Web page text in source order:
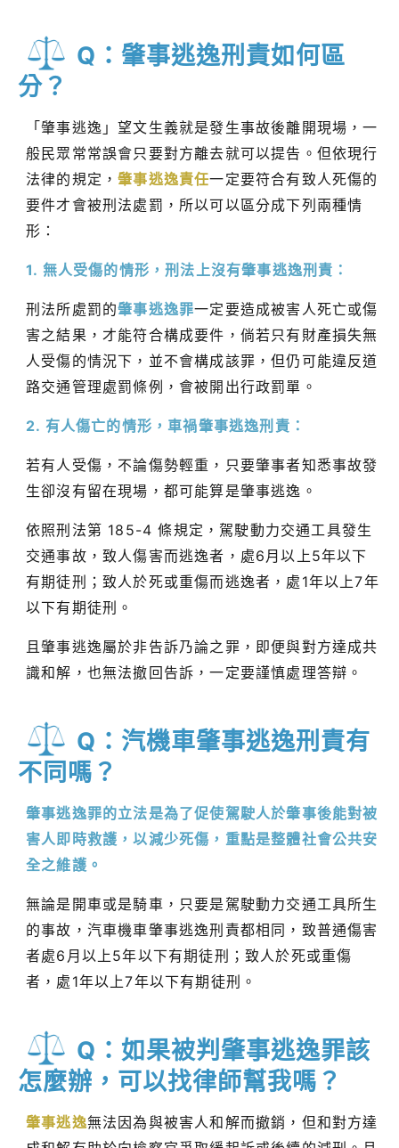
Q：肇事逃逸刑責如何區
分？
「肇事逃逸」望文生義就是發生事故後離開現場，一
般民眾常常誤會只要對方離去就可以提告。但依現行
法律的規定，肇事逃逸責任一定要符合有致人死傷的
要件才會被刑法處罰，所以可以區分成下列兩種情
形：
1. 無人受傷的情形，刑法上沒有肇事逃逸刑責：
刑法所處罰的肇事逃逸罪一定要造成被害人死亡或傷
害之結果，才能符合構成要件，倘若只有財產損失無
人受傷的情況下，並不會構成該罪，但仍可能違反道
路交通管理處罰條例，會被開出行政罰單。
2. 有人傷亡的情形，車禍肇事逃逸刑責：
若有人受傷，不論傷勢輕重，只要肇事者知悉事故發
生卻沒有留在現場，都可能算是肇事逃逸。
依照刑法第 185-4 條規定，駕駛動力交通工具發生
交通事故，致人傷害而逃逸者，處6月以上5年以下
有期徒刑；致人於死或重傷而逃逸者，處1年以上7年
以下有期徒刑。
且肇事逃逸屬於非告訴乃論之罪，即便與對方達成共
識和解，也無法撤回告訴，一定要謹慎處理答辯。
Q：汽機車肇事逃逸刑責有
不同嗎？
肇事逃逸罪的立法是為了促使駕駛人於肇事後能對被
害人即時救護，以減少死傷，重點是整體社會公共安
全之維護。
無論是開車或是騎車，只要是駕駛動力交通工具所生
的事故，汽車機車肇事逃逸刑責都相同，致普通傷害
者處6月以上5年以下有期徒刑；致人於死或重傷
者，處1年以上7年以下有期徒刑。
Q：如果被判肇事逃逸罪該
怎麼辦，可以找律師幫我嗎？
肇事逃逸無法因為與被害人和解而撤銷，但和對方達